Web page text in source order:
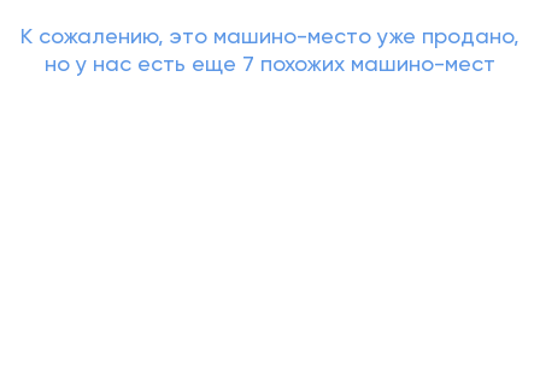
К сожалению, это машино-место уже продано,
но у нас есть еще 7 похожих машино-мест